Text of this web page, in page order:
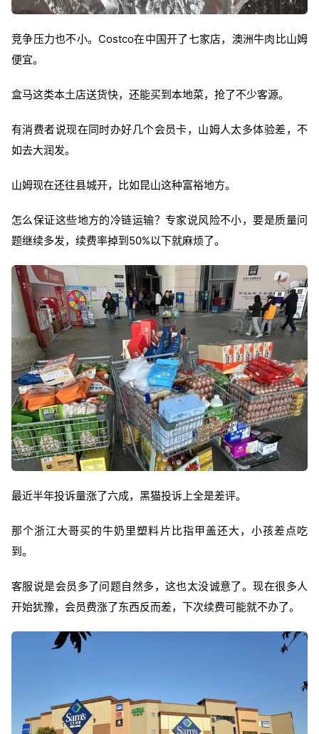
竞争压力也不小。Costco在中国开了七家店，澳洲牛肉比山姆
便宜。
盒马这类本土店送货快，还能买到本地菜，抢了不少客源。
有消费者说现在同时办好几个会员卡，山姆人太多体验差，不
如去大润发。
山姆现在还往县城开，比如昆山这种富裕地方。
怎么保证这些地方的冷链运输？专家说风险不小，要是质量问
题继续多发，续费率掉到50%以下就麻烦了。
最近半年投诉量涨了六成，黑猫投诉上全是差评。
那个浙江大哥买的牛奶里塑料片比指甲盖还大，小孩差点吃
到。
客服说是会员多了问题自然多，这也太没诚意了。现在很多人
开始犹豫，会员费涨了东西反而差，下次续费可能就不办了。